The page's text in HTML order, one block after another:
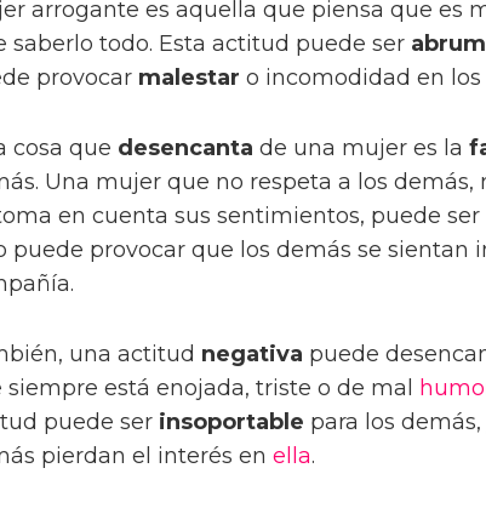
arrogante es aquella que piensa que es
saberlo todo. Esta actitud puede ser
provocar malestar o incomodidad en los
cosa que desencanta de una mujer es la
Una mujer que no respeta a los demás,
en cuenta sus sentimientos, puede ser
puede provocar que los demás se sientan
una actitud negativa puede
siempre está enojada, triste o de mal
puede ser insoportable para los
pierdan el interés en ella.